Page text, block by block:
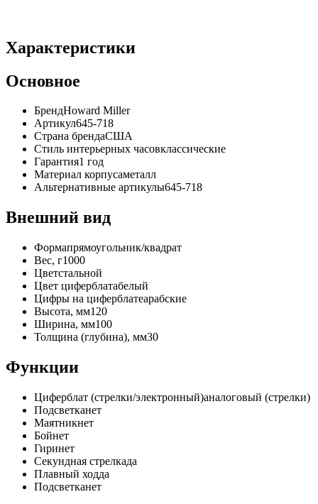
Характеристики
Основное
БрендHoward Miller
Артикул645-718
Страна брендаСША
Стиль интерьерных часовклассические
Гарантия1 год
Материал корпусаметалл
Альтернативные артикулы645-718
Внешний вид
Формапрямоугольник/квадрат
Вес, г1000
Цветстальной
Цвет циферблатабелый
Цифры на циферблатеарабские
Высота, мм120
Ширина, мм100
Толщина (глубина), мм30
Функции
Циферблат (стрелки/электронный)аналоговый (стрелки)
Подсветканет
Маятникнет
Бойнет
Гиринет
Секундная стрелкада
Плавный ходда
Подсветканет